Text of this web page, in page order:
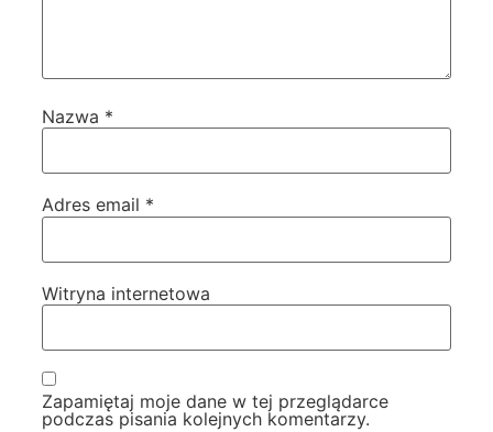
Nazwa *
Adres email *
Witryna internetowa
Zapamiętaj moje dane w tej przeglądarce
podczas pisania kolejnych komentarzy.